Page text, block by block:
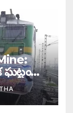
ఘట్టం…